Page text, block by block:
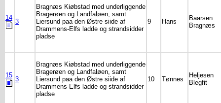
14
3
Bragnæs Kiøbstad med underliggende
Bragerøen og Landfaløen, samt
Liersund paa den Østre siide af
Drammens-Elfs ladde og strandsidder
pladse
9 Hans
Baarsen
Bragnæs
15
3
Bragnæs Kiøbstad med underliggende
Bragerøen og Landfaløen, samt
Liersund paa den Østre siide af
Drammens-Elfs ladde og strandsidder
pladse
10 Tønnes
Heljesen
Blegfit